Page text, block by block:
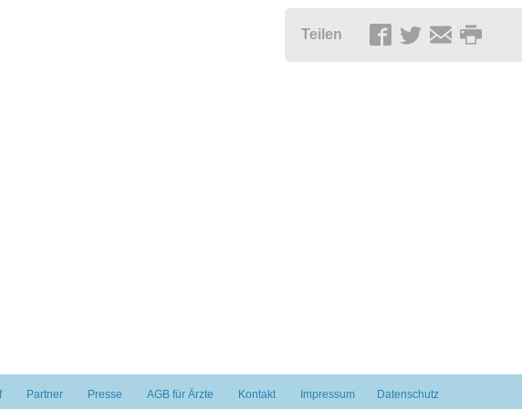
Teilen
Partner Presse AGB für Ärzte Kontakt Impressum Datenschutz